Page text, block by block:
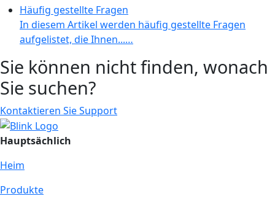
Häufig gestellte Fragen
In diesem Artikel werden häufig gestellte Fragen
aufgelistet, die Ihnen...…
Sie können nicht finden, wonach
Sie suchen?
Kontaktieren Sie Support
Hauptsächlich
Heim
Produkte